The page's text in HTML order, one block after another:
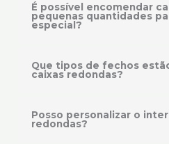
É possível encomendar
pequenas quantidades
especial?
Que tipos de fechos
caixas redondas?
Posso personalizar o
redondas?